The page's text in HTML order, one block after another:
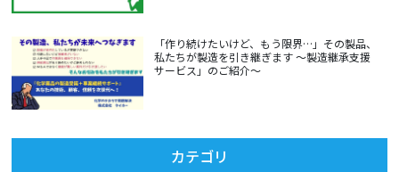
「作り続けたいけど、もう限界…」その製品、
私たちが製造を引き継ぎます ～製造継承支援
サービス」のご紹介～
カテゴリ